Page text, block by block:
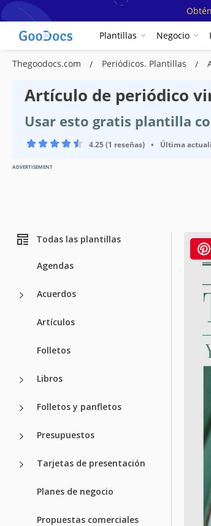
Plantillas Negocio
Thegoodocs.com Periódicos. Plantillas
Artículo de periódico
Usar esto gratis plantilla
4.25 (1 reseñas) • Última
ADVERTISEMENT
Todas las plantillas
Agendas
Acuerdos
Artículos
Folletos
Libros
Folletos y panfletos
Presupuestos
Tarjetas de presentación
Planes de negocio
Propuestas comerciales